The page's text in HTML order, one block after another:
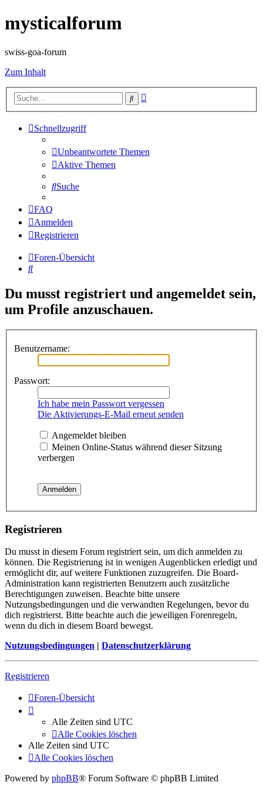
mysticalforum
swiss-goa-forum
Zum Inhalt
Suche
Schnellzugriff
Unbeantwortete Themen
Aktive Themen
Suche
FAQ
Anmelden
Registrieren
Foren-Übersicht
Suche
Du musst registriert und angemeldet sein,
um Profile anzuschauen.
Benutzername:
Passwort:
Ich habe mein Passwort vergessen
Die Aktivierungs-E-Mail erneut senden
Angemeldet bleiben
Meinen Online-Status während dieser Sitzung
verbergen
Registrieren
Du musst in diesem Forum registriert sein, um dich anmelden zu
können. Die Registrierung ist in wenigen Augenblicken erledigt und
ermöglicht dir, auf weitere Funktionen zuzugreifen. Die Board-
Administration kann registrierten Benutzern auch zusätzliche
Berechtigungen zuweisen. Beachte bitte unsere
Nutzungsbedingungen und die verwandten Regelungen, bevor du
dich registrierst. Bitte beachte auch die jeweiligen Forenregeln,
wenn du dich in diesem Board bewegst.
Nutzungsbedingungen | Datenschutzerklärung
Registrieren
Foren-Übersicht
Alle Zeiten sind UTC
Alle Cookies löschen
Alle Zeiten sind UTC
Alle Cookies löschen
Powered by phpBB® Forum Software © phpBB Limited